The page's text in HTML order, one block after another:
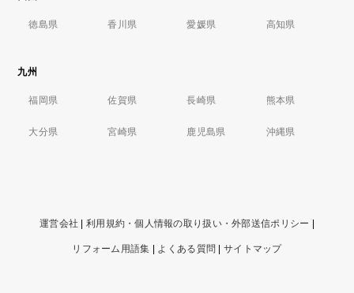
徳島県 香川県 愛媛県 高知県
九州
福岡県 佐賀県 長崎県 熊本県
大分県 宮崎県 鹿児島県 沖縄県
運営会社 利用規約・個人情報の取り扱い・外部送信ポリシー
リフォーム用語集 よくある質問 サイトマップ